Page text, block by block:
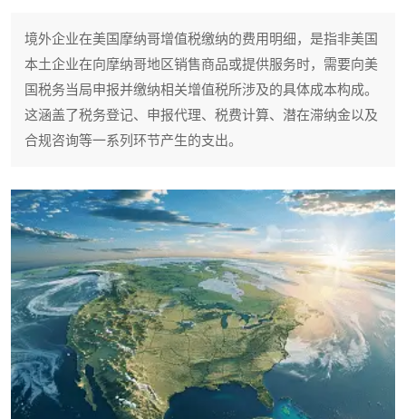
境外企业在美国摩纳哥增值税缴纳的费用明细，是指非美国
本土企业在向摩纳哥地区销售商品或提供服务时，需要向美
国税务当局申报并缴纳相关增值税所涉及的具体成本构成。
这涵盖了税务登记、申报代理、税费计算、潜在滞纳金以及
合规咨询等一系列环节产生的支出。